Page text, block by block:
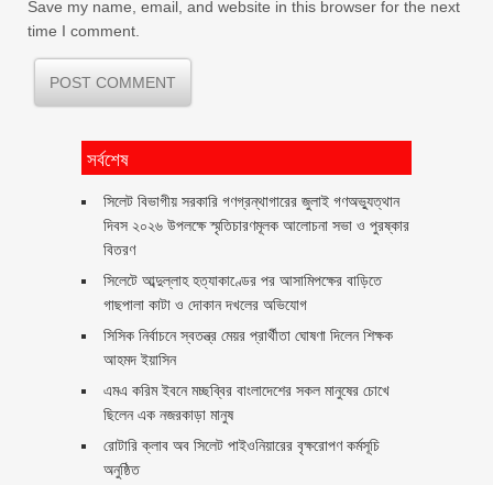
Save my name, email, and website in this browser for the next
time I comment.
সর্বশেষ
সিলেট বিভাগীয় সরকারি গণগ্রন্থাগারের জুলাই গণঅভ্যুত্থান
দিবস ২০২৬ উপলক্ষে স্মৃতিচারণমূলক আলোচনা সভা ও পুরষ্কার
বিতরণ ‎ ‎
সিলেটে আব্দুল্লাহ হত্যাকাণ্ডের পর আসামিপক্ষের বাড়িতে
গাছপালা কাটা ও দোকান দখলের অভিযোগ
সিসিক নির্বাচনে স্বতন্ত্র মেয়র প্রার্থীতা ঘোষণা দিলেন শিক্ষক
আহমদ ইয়াসিন
এমএ করিম ইবনে মচ্ছব্বির বাংলাদেশের সকল মানুষের চোখে
ছিলেন এক নজরকাড়া মানুষ ‎
রোটারি ক্লাব অব সিলেট পাইওনিয়ারের বৃক্ষরোপণ কর্মসূচি
অনুষ্ঠিত